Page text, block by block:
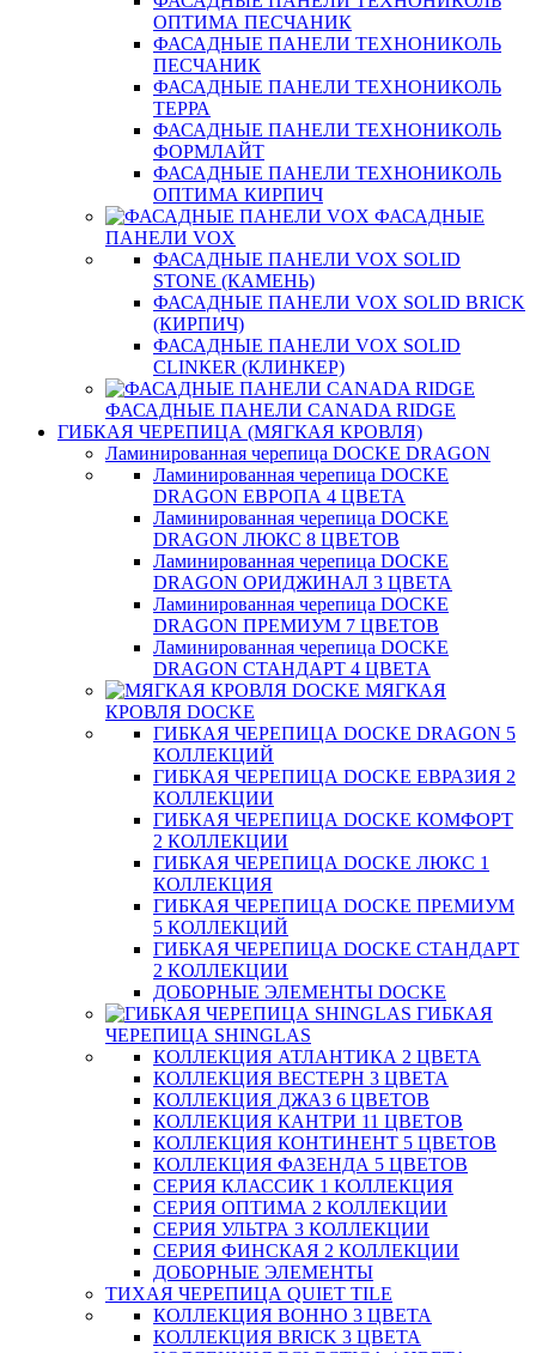
ОПТИМА ПЕСЧАНИК
ФАСАДНЫЕ ПАНЕЛИ ТЕХНОНИКОЛЬ
ПЕСЧАНИК
ФАСАДНЫЕ ПАНЕЛИ ТЕХНОНИКОЛЬ
ТЕРРА
ФАСАДНЫЕ ПАНЕЛИ ТЕХНОНИКОЛЬ
ФОРМЛАЙТ
ФАСАДНЫЕ ПАНЕЛИ ТЕХНОНИКОЛЬ
ОПТИМА КИРПИЧ
ФАСАДНЫЕ
ПАНЕЛИ VOX
ФАСАДНЫЕ ПАНЕЛИ VOX SOLID
STONE (КАМЕНЬ)
ФАСАДНЫЕ ПАНЕЛИ VOX SOLID BRICK
(КИРПИЧ)
ФАСАДНЫЕ ПАНЕЛИ VOX SOLID
CLINКER (КЛИНКЕР)
ФАСАДНЫЕ ПАНЕЛИ CANADA RIDGE
ГИБКАЯ ЧЕРЕПИЦА (МЯГКАЯ КРОВЛЯ)
Ламинированная черепица DOCKE DRAGON
Ламинированная черепица DOCKE
DRAGON ЕВРОПА 4 ЦВЕТА
Ламинированная черепица DOCKE
DRAGON ЛЮКС 8 ЦВЕТОВ
Ламинированная черепица DOCKE
DRAGON ОРИДЖИНАЛ 3 ЦВЕТА
Ламинированная черепица DOCKE
DRAGON ПРЕМИУМ 7 ЦВЕТОВ
Ламинированная черепица DOCKE
DRAGON СТАНДАРТ 4 ЦВЕТA
МЯГКАЯ
КРОВЛЯ DOCKE
ГИБКАЯ ЧЕРЕПИЦА DOCKE DRAGON 5
КОЛЛЕКЦИЙ
ГИБКАЯ ЧЕРЕПИЦА DOCKE ЕВРАЗИЯ 2
КОЛЛЕКЦИИ
ГИБКАЯ ЧЕРЕПИЦА DOCKE КОМФОРТ
2 КОЛЛЕКЦИИ
ГИБКАЯ ЧЕРЕПИЦА DOCKE ЛЮКС 1
КОЛЛЕКЦИЯ
ГИБКАЯ ЧЕРЕПИЦА DOCKE ПРЕМИУМ
5 КОЛЛЕКЦИЙ
ГИБКАЯ ЧЕРЕПИЦА DOCKE СТАНДАРТ
2 КОЛЛЕКЦИИ
ДОБОРНЫЕ ЭЛЕМЕНТЫ DOCKE
ГИБКАЯ
ЧЕРЕПИЦА SHINGLAS
КОЛЛЕКЦИЯ АТЛАНТИКА 2 ЦВЕТА
КОЛЛЕКЦИЯ ВЕСТЕРН 3 ЦВЕТА
КОЛЛЕКЦИЯ ДЖАЗ 6 ЦВЕТОВ
КОЛЛЕКЦИЯ КАНТРИ 11 ЦВЕТОВ
КОЛЛЕКЦИЯ КОНТИНЕНТ 5 ЦВЕТОВ
КОЛЛЕКЦИЯ ФАЗЕНДА 5 ЦВЕТОВ
СЕРИЯ КЛАССИК 1 КОЛЛЕКЦИЯ
СЕРИЯ ОПТИМА 2 КОЛЛЕКЦИИ
СЕРИЯ УЛЬТРА 3 КОЛЛЕКЦИИ
СЕРИЯ ФИНСКАЯ 2 КОЛЛЕКЦИИ
ДОБОРНЫЕ ЭЛЕМЕНТЫ
ТИХАЯ ЧЕРЕПИЦА QUIET TILE
КОЛЛЕКЦИЯ BOHHO 3 ЦВЕТА
КОЛЛЕКЦИЯ BRICK 3 ЦВЕТА